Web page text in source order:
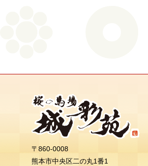
〒860-0008
熊本市中央区二の丸1番1